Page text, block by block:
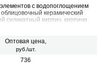
с водопоглощением
керамический
силикатный кирпич, кирпичи
Оптовая цена,
руб./шт.
736